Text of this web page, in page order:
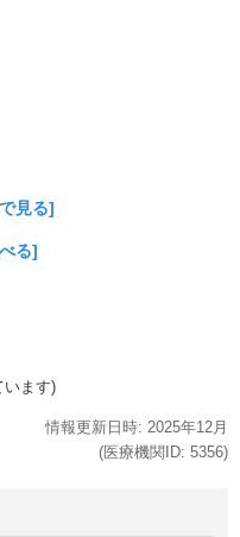
見る]
る]
います)
情報更新日時: 2025年12月
(医療機関ID: 5356)